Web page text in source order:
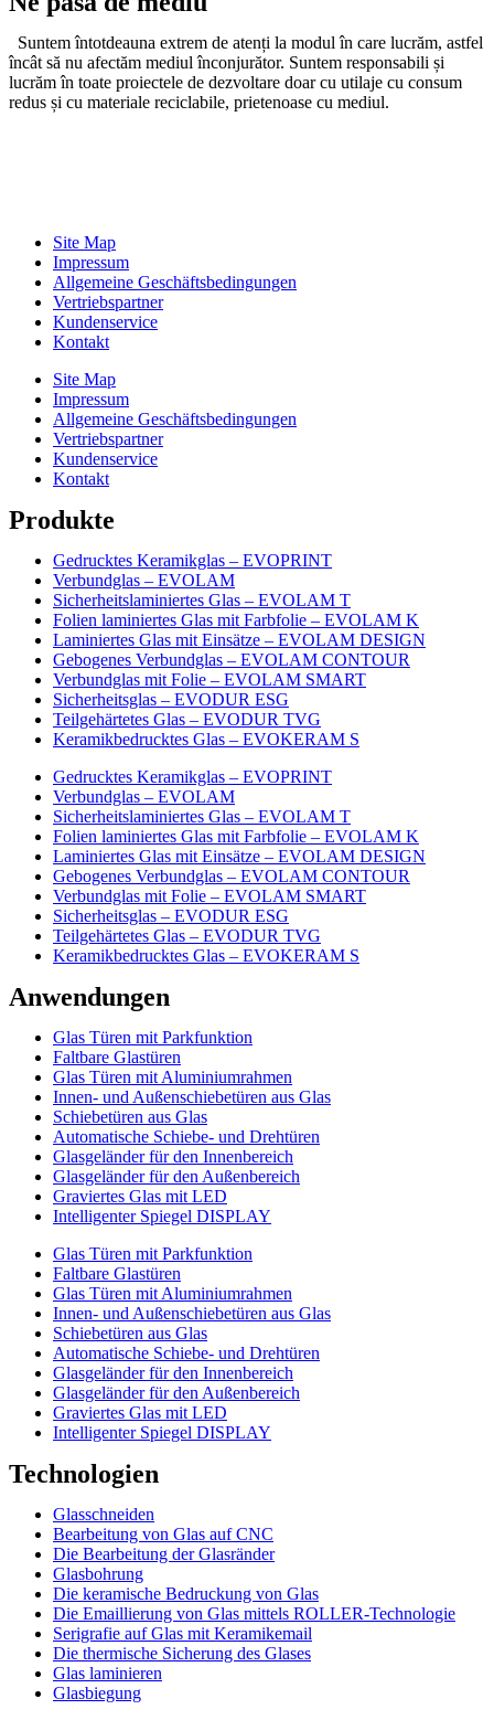
Suntem întotdeauna extrem de atenți la modul în care lucrăm, astfel
încât să nu afectăm mediul înconjurător. Suntem responsabili și
lucrăm în toate proiectele de dezvoltare doar cu utilaje cu consum
redus și cu materiale reciclabile, prietenoase cu mediul.
Site Map
Impressum
Allgemeine Geschäftsbedingungen
Vertriebspartner
Kundenservice
Kontakt
Site Map
Impressum
Allgemeine Geschäftsbedingungen
Vertriebspartner
Kundenservice
Kontakt
Produkte
Gedrucktes Keramikglas – EVOPRINT
Verbundglas – EVOLAM
Sicherheitslaminiertes Glas – EVOLAM T
Folien laminiertes Glas mit Farbfolie – EVOLAM K
Laminiertes Glas mit Einsätze – EVOLAM DESIGN
Gebogenes Verbundglas – EVOLAM CONTOUR
Verbundglas mit Folie – EVOLAM SMART
Sicherheitsglas – EVODUR ESG
Teilgehärtetes Glas – EVODUR TVG
Keramikbedrucktes Glas – EVOKERAM S
Gedrucktes Keramikglas – EVOPRINT
Verbundglas – EVOLAM
Sicherheitslaminiertes Glas – EVOLAM T
Folien laminiertes Glas mit Farbfolie – EVOLAM K
Laminiertes Glas mit Einsätze – EVOLAM DESIGN
Gebogenes Verbundglas – EVOLAM CONTOUR
Verbundglas mit Folie – EVOLAM SMART
Sicherheitsglas – EVODUR ESG
Teilgehärtetes Glas – EVODUR TVG
Keramikbedrucktes Glas – EVOKERAM S
Anwendungen
Glas Türen mit Parkfunktion
Faltbare Glastüren
Glas Türen mit Aluminiumrahmen
Innen- und Außenschiebetüren aus Glas
Schiebetüren aus Glas
Automatische Schiebe- und Drehtüren
Glasgeländer für den Innenbereich
Glasgeländer für den Außenbereich
Graviertes Glas mit LED
Intelligenter Spiegel DISPLAY
Glas Türen mit Parkfunktion
Faltbare Glastüren
Glas Türen mit Aluminiumrahmen
Innen- und Außenschiebetüren aus Glas
Schiebetüren aus Glas
Automatische Schiebe- und Drehtüren
Glasgeländer für den Innenbereich
Glasgeländer für den Außenbereich
Graviertes Glas mit LED
Intelligenter Spiegel DISPLAY
Technologien
Glasschneiden
Bearbeitung von Glas auf CNC
Die Bearbeitung der Glasränder
Glasbohrung
Die keramische Bedruckung von Glas
Die Emaillierung von Glas mittels ROLLER-Technologie
Serigrafie auf Glas mit Keramikemail
Die thermische Sicherung des Glases
Glas laminieren
Glasbiegung